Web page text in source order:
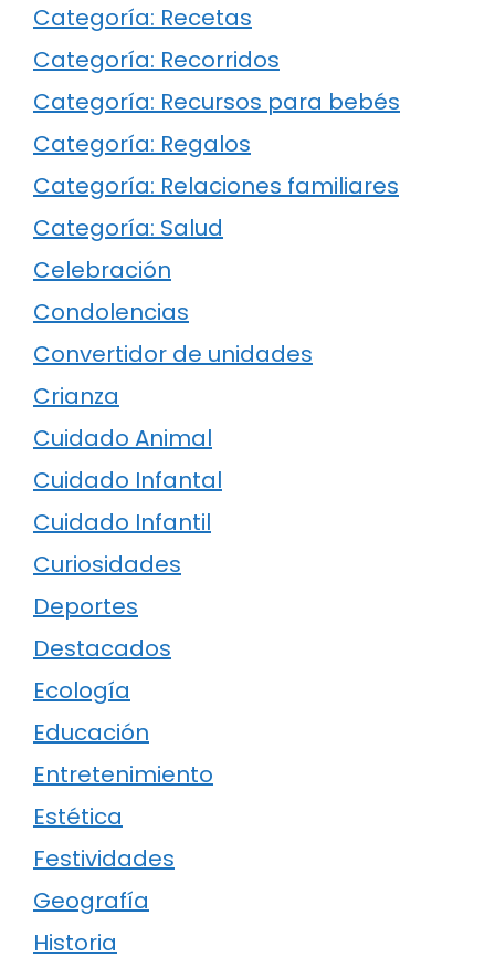
Categoría: Recetas
Categoría: Recorridos
Categoría: Recursos para bebés
Categoría: Regalos
Categoría: Relaciones familiares
Categoría: Salud
Celebración
Condolencias
Convertidor de unidades
Crianza
Cuidado Animal
Cuidado Infantal
Cuidado Infantil
Curiosidades
Deportes
Destacados
Ecología
Educación
Entretenimiento
Estética
Festividades
Geografía
Historia